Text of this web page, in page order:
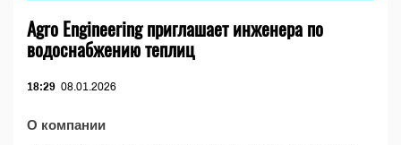
Agro Engineering приглашает инженера по
водоснабжению теплиц
18:29 08.01.2026
О компании